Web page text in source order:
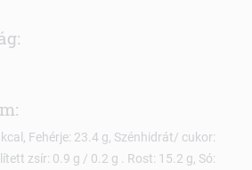
Fehérje: 23.4 g, Szénhidrát/ cukor:
zsír: 0.9 g / 0.2 g . Rost: 15.2 g, Só: